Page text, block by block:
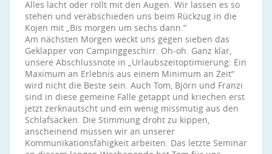
Alles lacht oder rollt mit den Augen. Wir lassen es so
stehen und verabschieden uns beim Rückzug in die
Kojen mit „Bis morgen um sechs dann.“
Am nächsten Morgen weckt uns gegen sieben das
Geklapper von Campinggeschirr. Oh-oh. Ganz klar,
unsere Abschlussnote in „Urlaubszeitoptimierung: Ein
Maximum an Erlebnis aus einem Minimum an Zeit“
wird nicht die Beste sein. Auch Tom, Björn und Franzi
sind in diese gemeine Falle getappt und kriechen erst
jetzt zerknautscht und ein wenig missmutig aus den
Schlafsäcken. Die Stimmung droht zu kippen,
anscheinend müssen wir an unserer
Kommunikationsfähigkeit arbeiten. Das letzte Seminar